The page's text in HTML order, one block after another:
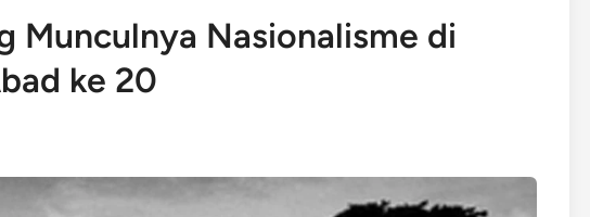
Munculnya Nasionalisme di
ke 20